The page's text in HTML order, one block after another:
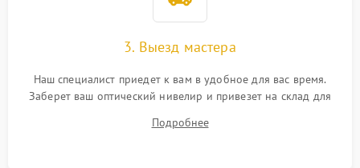
3. Выезд мастера
Наш специалист приедет к вам в удобное для вас время.
Заберет ваш оптический нивелир и привезет на склад для
Подробнее